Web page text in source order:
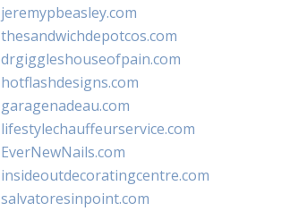
jeremypbeasley.com
thesandwichdepotcos.com
drgiggleshouseofpain.com
hotflashdesigns.com
garagenadeau.com
lifestylechauffeurservice.com
EverNewNails.com
insideoutdecoratingcentre.com
salvatoresinpoint.com